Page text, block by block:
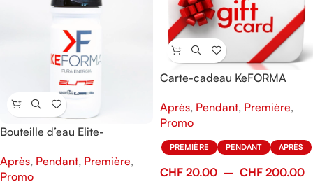
Bouteille d’eau Elite-
Après, Pendant, Première,
Promo
Carte-cadeau KeFORMA
Après, Pendant, Première,
Promo
PREMIÈRE PENDANT APRÈS
CHF 20.00 – CHF 200.00